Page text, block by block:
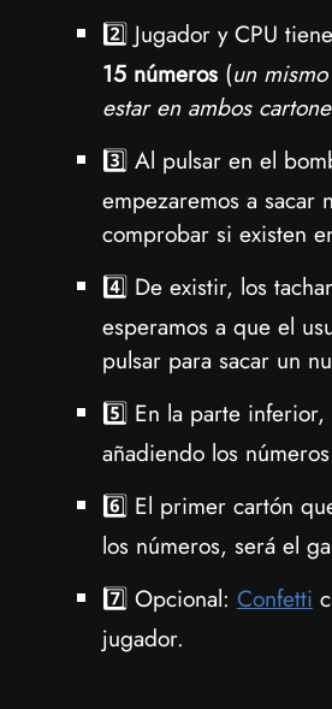
2️⃣ Jugador y CPU
15 números(un
estar en ambos
3️⃣ Al pulsar en el
empezaremos a sacar
comprobar si existen
4️⃣ De existir, los
esperamos a que el
pulsar para sacar un
5️⃣ En la parte inferior,
añadiendo los
6️⃣ El primer cartón
los números, será el
7️⃣ Opcional: Confetti
jugador.